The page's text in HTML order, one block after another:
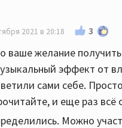
2021 в 20:18 3
ваше желание получить
эффект от
сами себе. Просто
и еще раз всё
Можно